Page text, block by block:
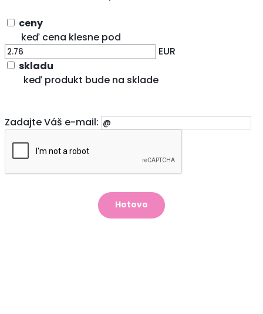
ceny
keď cena klesne pod
EUR
skladu
keď produkt bude na sklade
Zadajte Váš e-mail: